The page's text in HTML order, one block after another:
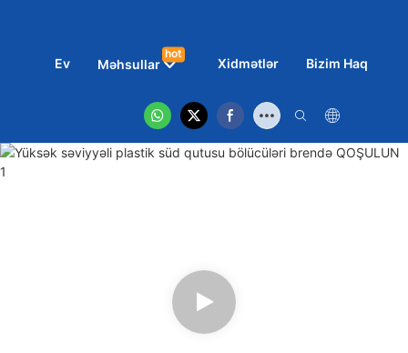
Ev Məhsullar
hot
Xidmətlər Bizim Haqqımız